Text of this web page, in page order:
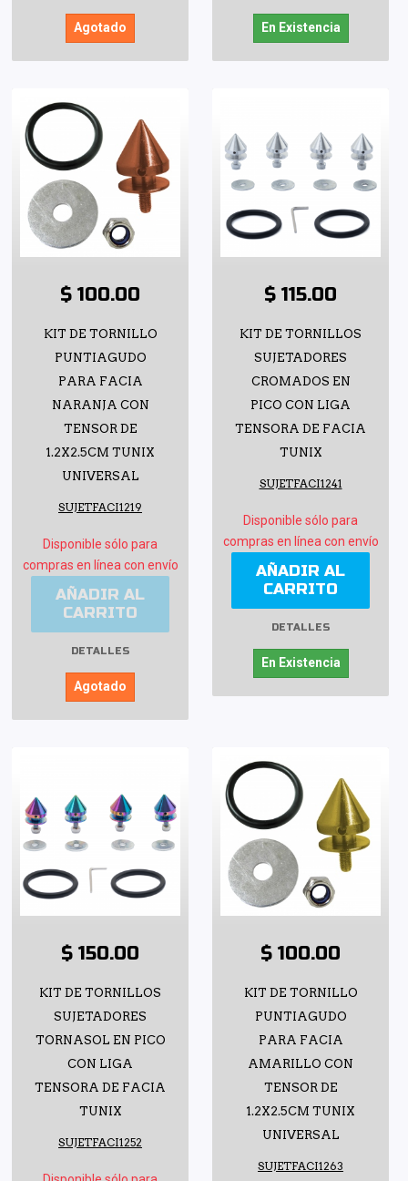
Agotado En Existencia
$ 100.00
KIT DE TORNILLO
PUNTIAGUDO
PARA FACIA
NARANJA CON
TENSOR DE
1.2X2.5CM TUNIX
UNIVERSAL
SUJETFACI1219
Disponible sólo para
compras en línea con envío
AÑADIR AL
CARRITO
DETALLES
Agotado
$ 115.00
KIT DE TORNILLOS
SUJETADORES
CROMADOS EN
PICO CON LIGA
TENSORA DE FACIA
TUNIX
SUJETFACI1241
Disponible sólo para
compras en línea con envío
AÑADIR AL
CARRITO
DETALLES
En Existencia
$ 150.00
KIT DE TORNILLOS
SUJETADORES
TORNASOL EN PICO
CON LIGA
TENSORA DE FACIA
TUNIX
SUJETFACI1252
$ 100.00
KIT DE TORNILLO
PUNTIAGUDO
PARA FACIA
AMARILLO CON
TENSOR DE
1.2X2.5CM TUNIX
UNIVERSAL
SUJETFACI1263